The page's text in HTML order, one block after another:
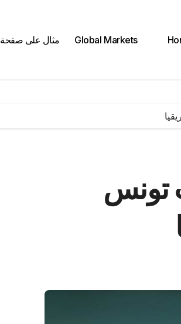
Global Markets مثال على صفحة
تونس